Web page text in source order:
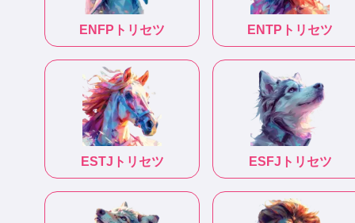
ENFP トリセツ ENTP トリセツ
ESTJ トリセツ ESFJ トリセツ